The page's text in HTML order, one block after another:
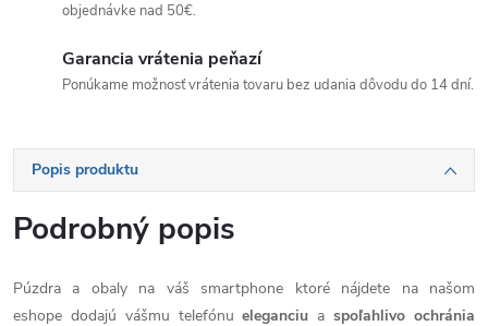
objednávke nad 50€.
Garancia vrátenia peňazí
Ponúkame možnosť vrátenia tovaru bez udania dôvodu do 14 dní.
Popis produktu
Podrobný popis
Púzdra a obaly na váš smartphone ktoré nájdete na našom
eshope dodajú vášmu telefónueleganciu aspoľahlivo ochránia